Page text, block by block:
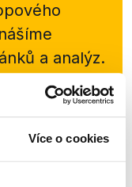
Více o cookies
a analýz.
tak
a
šíří.